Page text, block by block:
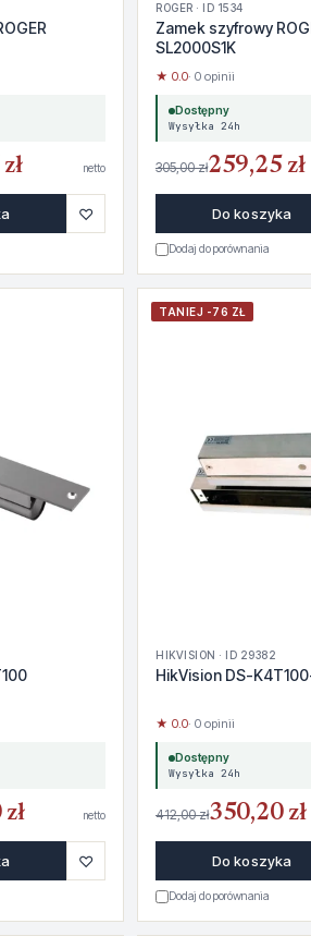
netto
♡
ROGER · ID 1534
Zamek szyfrowy
SL2000S1K
★ 0.0· 0 opinii
Dostępny
Wysyłka 24h
305,00 zł259,25 zł
Do koszyka
Dodaj do porównania
netto
♡
TANIEJ -76 ZŁ
HIKVISION · ID 29382
HikVision DS-
★ 0.0· 0 opinii
Dostępny
Wysyłka 24h
412,00 zł350,20 zł
Do koszyka
Dodaj do porównania